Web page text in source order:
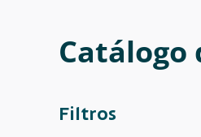
Catálogo
Filtros